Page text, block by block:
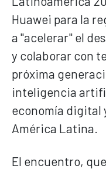
Huawei para la
a "acelerar" el
y colaborar con
próxima
inteligencia
economía digital
América Latina.
El encuentro,